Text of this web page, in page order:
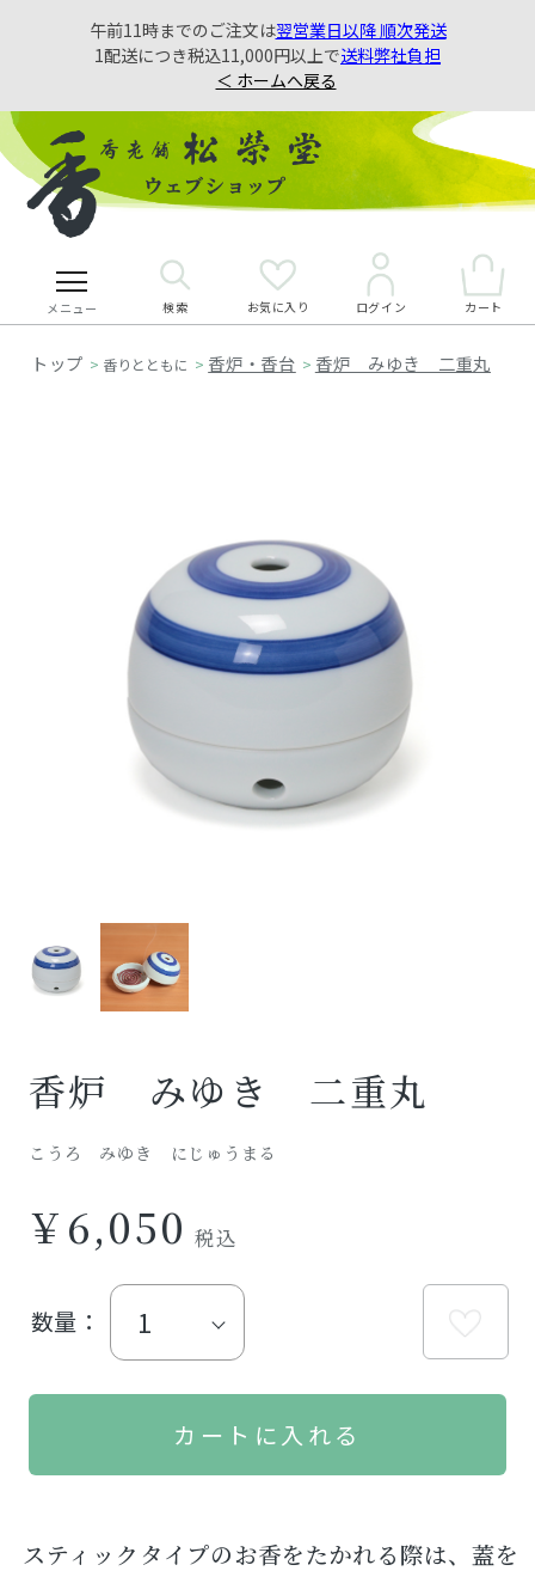
午前11時までのご注文は翌営業日以降 順次発送
1配送につき税込11,000円以上で送料弊社負担
＜ ホームへ戻る
メニュー 検索 お気に入り ログイン カート
> 香りとともに > 香炉・香台 > 香炉 みゆき 二重丸
香炉 みゆき 二重丸
こうろ みゆき にじゅうまる
￥6,050
数量：
スティックタイプのお香をたかれる際は、蓋を